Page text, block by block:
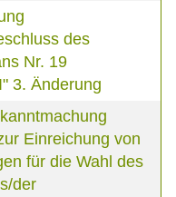
des
Nr. 19
3. Änderung
Einreichung von
für die Wahl des
der